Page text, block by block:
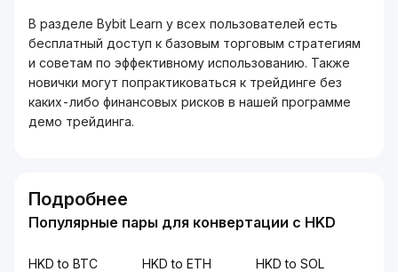
В разделе Bybit Learn у всех пользователей есть
бесплатный доступ к базовым торговым стратегиям
и советам по эффективному использованию. Также
новички могут попрактиковаться к трейдинге без
каких-либо финансовых рисков в нашей программе
демо трейдинга.
Подробнее
Популярные пары для конвертации с HKD
HKD to BTC HKD to ETH HKD to SOL